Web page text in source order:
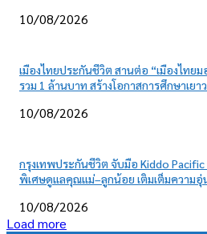
10/08/2026
เมืองไทยประกันชีวิต สานต่อ “เมืองไท
รวม 1 ล้านบาท สร้างโอกาสการศึกษาเยา
10/08/2026
กรุงเทพประกันชีวิต จับมือ Kiddo
พิเศษดูแลคุณแม่–ลูกน้อย เติมเต็มความอุ่
10/08/2026
Load more